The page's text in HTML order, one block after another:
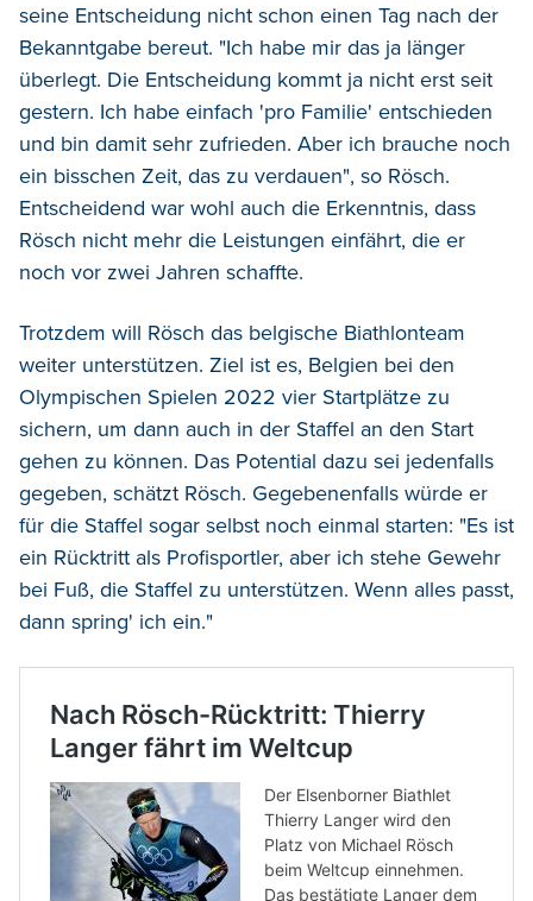
seine Entscheidung nicht schon einen Tag nach der
Bekanntgabe bereut. "Ich habe mir das ja länger
überlegt. Die Entscheidung kommt ja nicht erst seit
gestern. Ich habe einfach 'pro Familie' entschieden
und bin damit sehr zufrieden. Aber ich brauche noch
ein bisschen Zeit, das zu verdauen", so Rösch.
Entscheidend war wohl auch die Erkenntnis, dass
Rösch nicht mehr die Leistungen einfährt, die er
noch vor zwei Jahren schaffte.
Trotzdem will Rösch das belgische Biathlonteam
weiter unterstützen. Ziel ist es, Belgien bei den
Olympischen Spielen 2022 vier Startplätze zu
sichern, um dann auch in der Staffel an den Start
gehen zu können. Das Potential dazu sei jedenfalls
gegeben, schätzt Rösch. Gegebenenfalls würde er
für die Staffel sogar selbst noch einmal starten: "Es ist
ein Rücktritt als Profisportler, aber ich stehe Gewehr
bei Fuß, die Staffel zu unterstützen. Wenn alles passt,
dann spring' ich ein."